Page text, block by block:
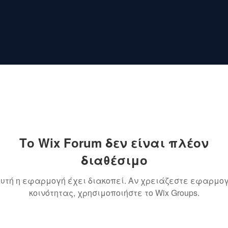
Το Wix Forum δεν είναι πλέον
διαθέσιμο
η εφαρμογή έχει διακοπεί. Αν χρειάζεστε
κοινότητας, χρησιμοποιήστε το Wix Groups.